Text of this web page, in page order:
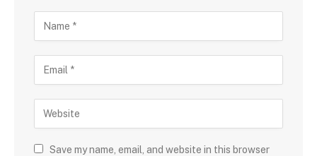
Save my name, email, and website in this browser